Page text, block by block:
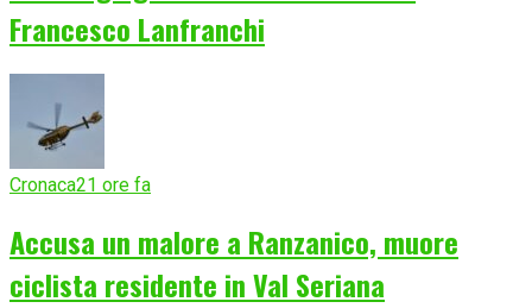
Francesco Lanfranchi
Cronaca21 ore fa
Accusa un malore a Ranzanico, muore
ciclista residente in Val Seriana